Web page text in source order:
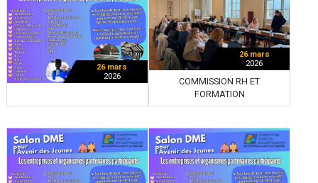
26 mars
2026
26 mars
2026
COMMISSION RH ET
FORMATION